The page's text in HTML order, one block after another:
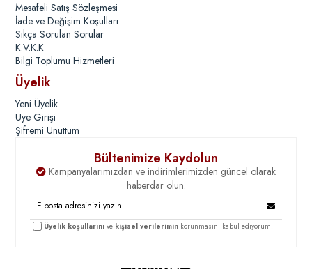
Mesafeli Satış Sözleşmesi
İade ve Değişim Koşulları
Sıkça Sorulan Sorular
K.V.K.K
Bilgi Toplumu Hizmetleri
Üyelik
Yeni Üyelik
Üye Girişi
Şifremi Unuttum
Bültenimize Kaydolun
Kampanyalarımızdan ve indirimlerimizden güncel olarak
haberdar olun.
Üyelik koşullarını ve kişisel verilerimin korunmasını kabul ediyorum.